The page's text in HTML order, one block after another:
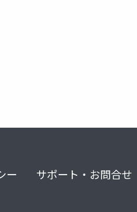
ー サポート・お問合せ